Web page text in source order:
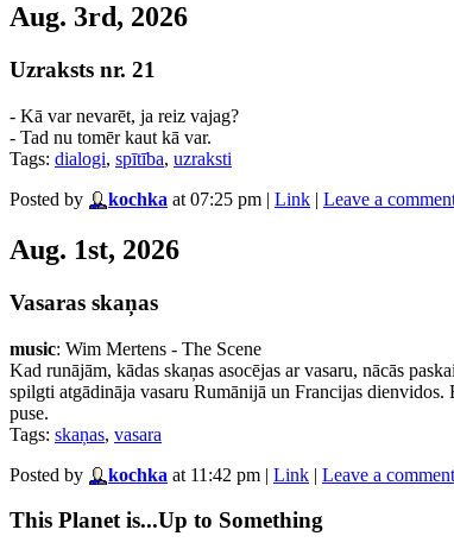
Aug. 3rd, 2026
Uzraksts nr. 21
- Kā var nevarēt, ja reiz vajag?
- Tad nu tomēr kaut kā var.
Tags: dialogi, spītība, uzraksti
Posted by
kochka at 07:25 pm | Link | Leave a
Aug. 1st, 2026
Vasaras skaņas
music: Wim Mertens - The Scene
Kad runājām, kādas skaņas asocējas ar vasaru, nācās
spilgti atgādināja vasaru Rumānijā un Francijas
puse.
Tags: skaņas, vasara
Posted by
kochka at 11:42 pm | Link | Leave a comment
This Planet is...Up to Something